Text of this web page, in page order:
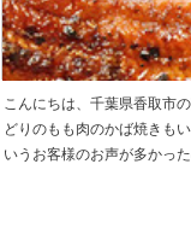
こんにちは、千葉県香取市
どりのもも肉のかば焼きも
いうお客様のお声が多かっ